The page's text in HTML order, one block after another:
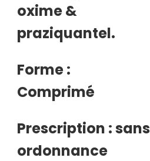
oxime &
praziquantel.
Forme :
Comprimé
Prescription : sans
ordonnance